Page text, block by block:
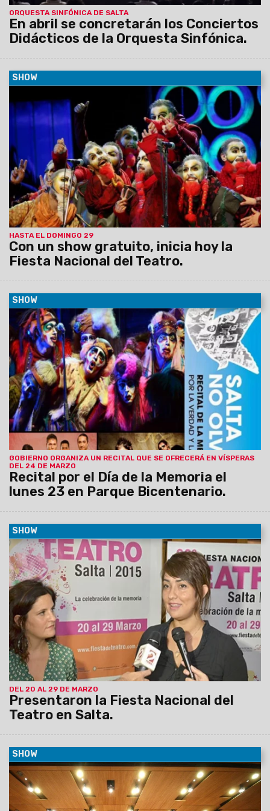
ORQUESTA SINFÓNICA DE SALTA
En abril se concretarán los Conciertos
Didácticos de la Orquesta Sinfónica.
SHOW
HASTA EL DOMINGO 29
Con un show gratuito, inicia hoy la
Fiesta Nacional del Teatro.
La reconocida murga Uruguaya La
Trasnochada abrirá la Fiesta con un show gratuito, este
viernes a las 22.30, en Plaza 9 de Julio.
SHOW
GOBIERNO ORGANIZA UN RECITAL QUE SE OFRECERÁ EN VÍSPERAS
DEL 24 DE MARZO
Recital por el Día de la Memoria el
lunes 23 en Parque Bicentenario.
19/03/2015
Los Ministerios de Derechos Humanos,
Gobierno y Cultura y Turismo organizan un recital para
conmemorar el Día Nacional de la Memoria por la Verdad y la
Justicia. La presentación se realizará el lunes 23 a partir de
las 17 en el Parque del Bicentenario.
SHOW
DEL 20 AL 29 DE MARZO
Presentaron la Fiesta Nacional del
Teatro en Salta.
18/03/2015 Salta será sede de la Fiesta Nacional del
Teatro del 20 al 29 de marzo. Más de 40 elencos de todo el
País presentarán sus obras en diferentes escenarios de
Salta.
SHOW
16/03/2015 Como cada año, la Asociación realizó su
votación para seleccionar los mejores artistas y conjuntos
que actuaron en el último año. La Sinfónica de Salta figura en
la terna junto con prestigiosas Orquestas de Argentina y el